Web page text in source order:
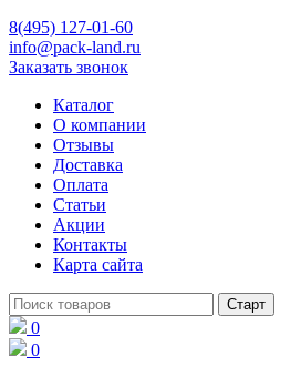
8(495) 127-01-60
info@pack-land.ru
Заказать звонок
Каталог
О компании
Отзывы
Доставка
Оплата
Статьи
Акции
Контакты
Карта сайта
0
0